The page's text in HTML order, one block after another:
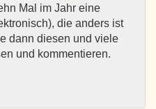
Mal im Jahr eine
die anders ist
dann diesen und viele
und kommentieren.